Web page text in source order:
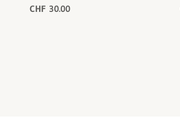
CHF 30.00